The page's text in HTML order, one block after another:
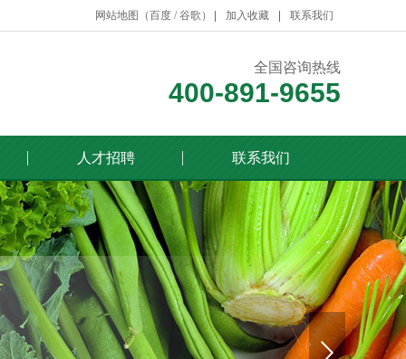
网站地图（百度 /谷歌 ） 加入收藏 联系我们
全国咨询热线
400-891-9655
人才招聘 联系我们